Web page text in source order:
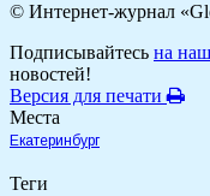
© Интернет-журнал
Подписывайтесь на
новостей!
Версия для печати
Места
Екатеринбург
Теги